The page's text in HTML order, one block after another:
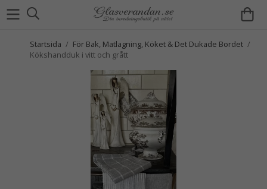
Startsida / För Bak, Matlagning, Köket & Det Dukade Bordet /
Kökshandduk i vitt och grått